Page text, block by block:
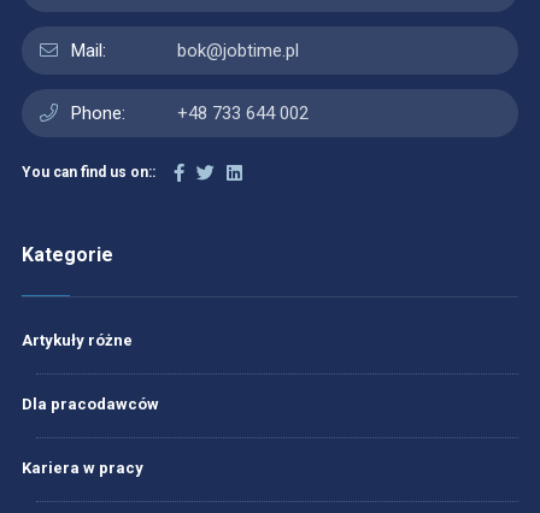
Mail: bok@jobtime.pl
Phone: +48 733 644 002
You can find us on::
Kategorie
Artykuły różne
Dla pracodawców
Kariera w pracy